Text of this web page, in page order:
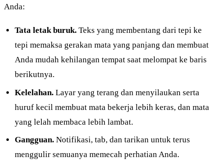
Anda:
Tata letak buruk. Teks yang membentang dari tepi ke
tepi memaksa gerakan mata yang panjang dan membuat
Anda mudah kehilangan tempat saat melompat ke baris
berikutnya.
Kelelahan. Layar yang terang dan menyilaukan serta
huruf kecil membuat mata bekerja lebih keras, dan mata
yang lelah membaca lebih lambat.
Gangguan. Notifikasi, tab, dan tarikan untuk terus
menggulir semuanya memecah perhatian Anda.